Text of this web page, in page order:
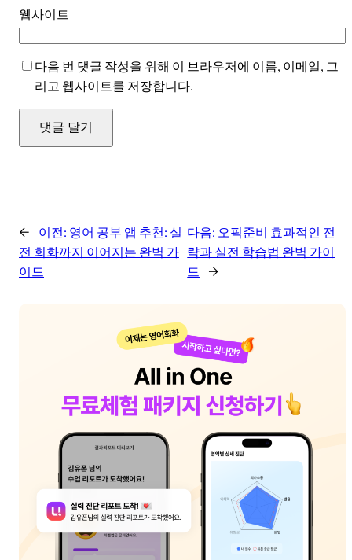
웹사이트
다음 번 댓글 작성을 위해 이 브라우저에 이름, 이메일, 그
리고 웹사이트를 저장합니다.
← 이전: 영어 공부 앱 추천: 실
전 회화까지 이어지는 완벽 가
이드
다음: 오픽준비 효과적인 전
략과 실전 학습법 완벽 가이
드
→